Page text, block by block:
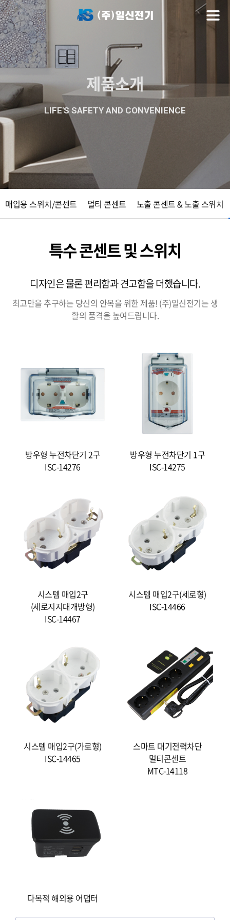
제품소개
LIFE'S SAFETY AND CONVENIENCE
매입용 스위치/콘센트 멀티 콘센트 노출 콘센트 & 노출 스위치
특수 콘센트 및 스위치
디자인은 물론 편리함과 견고함을 더했습니다.
최고만을 추구하는 당신의 안목을 위한 제품! (주)일신전기는 생
활의 품격을 높여드립니다.
방우형 누전차단기 2구
ISC-14276
방우형 누전차단기 1구
ISC-14275
시스템 매입2구
(세로지지대개방형)
ISC-14467
시스템 매입2구(세로형)
ISC-14466
시스템 매입2구(가로형)
ISC-14465
스마트 대기전력차단
멀티콘센트
MTC-14118
다목적 해외용 어댑터